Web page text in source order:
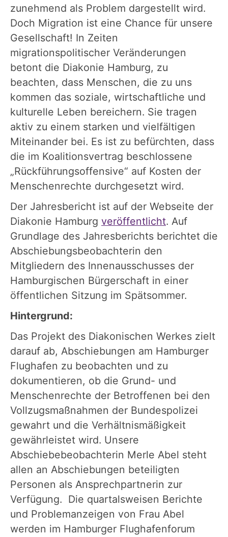
zunehmend als Problem dargestellt wird.
Doch Migration ist eine Chance für unsere
Gesellschaft! In Zeiten
migrationspolitischer Veränderungen
betont die Diakonie Hamburg, zu
beachten, dass Menschen, die zu uns
kommen das soziale, wirtschaftliche und
kulturelle Leben bereichern. Sie tragen
aktiv zu einem starken und vielfältigen
Miteinander bei. Es ist zu befürchten, dass
die im Koalitionsvertrag beschlossene
„Rückführungsoffensive“ auf Kosten der
Menschenrechte durchgesetzt wird.
Der Jahresbericht ist auf der Webseite der
Diakonie Hamburg veröffentlicht. Auf
Grundlage des Jahresberichts berichtet die
Abschiebungsbeobachterin den
Mitgliedern des Innenausschusses der
Hamburgischen Bürgerschaft in einer
öffentlichen Sitzung im Spätsommer.
Hintergrund:
Das Projekt des Diakonischen Werkes zielt
darauf ab, Abschiebungen am Hamburger
Flughafen zu beobachten und zu
dokumentieren, ob die Grund- und
Menschenrechte der Betroffenen bei den
Vollzugsmaßnahmen der Bundespolizei
gewahrt und die Verhältnismäßigkeit
gewährleistet wird. Unsere
Abschiebebeobachterin Merle Abel steht
allen an Abschiebungen beteiligten
Personen als Ansprechpartnerin zur
Verfügung. Die quartalsweisen Berichte
und Problemanzeigen von Frau Abel
werden im Hamburger Flughafenforum